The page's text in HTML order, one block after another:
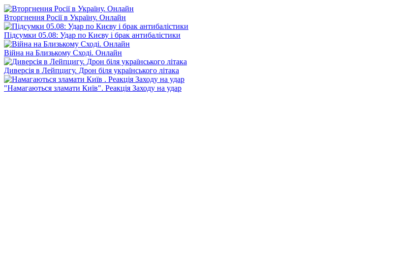
Вторгнення Росії в Україну. Онлайн
Підсумки 05.08: Удар по Києву і брак антибалістики
Війна на Близькому Сході. Онлайн
Диверсія в Лейпцигу. Дрон біля українського літака
"Намагаються зламати Київ". Реакція Заходу на удар